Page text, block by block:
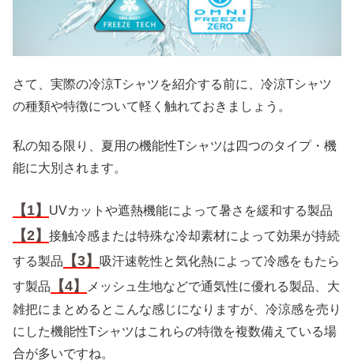
さて、実際の冷涼Tシャツを紹介する前に、冷涼Tシャツ
の種類や特徴について軽く触れておきましょう。
私の知る限り、夏用の機能性Tシャツは四つのタイプ・機
能に大別されます。
【1】 UVカットや遮熱機能によって暑さを緩和する製品
【2】 接触冷感または特殊な冷却素材によって効果が持続
する製品
【3】
吸汗速乾性と気化熱によって冷感をもたら
す製品
【4】
メッシュ生地などで通気性に優れる製品、大
雑把にまとめるとこんな感じになりますが、冷涼感を売り
にした機能性Tシャツはこれらの特徴を複数備えている場
合が多いですね。